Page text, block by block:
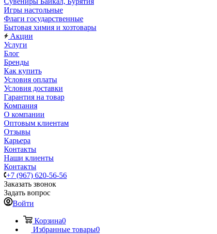
Игры настольные
Флаги государственные
Бытовая химия и хозтовары
Акции
Услуги
Блог
Бренды
Как купить
Условия оплаты
Условия доставки
Гарантия на товар
Компания
О компании
Оптовым клиентам
Отзывы
Карьера
Контакты
Наши клиенты
Контакты
+7 (967) 620-56-56
Заказать звонок
Задать вопрос
Войти
Корзина0
Избранные товары0